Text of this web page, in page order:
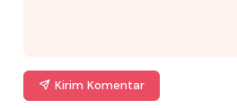
Kirim Komentar